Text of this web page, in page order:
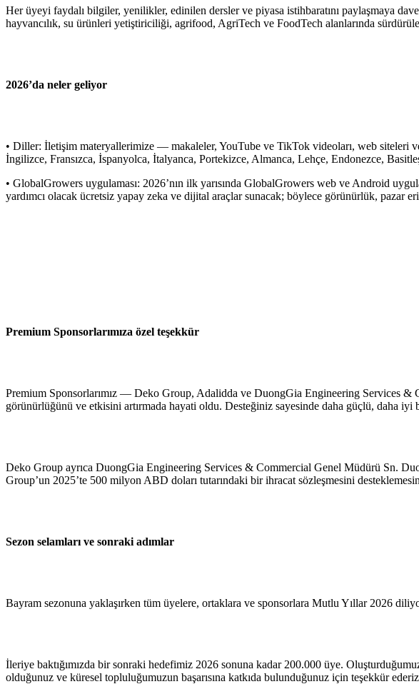
Her üyeyi faydalı bilgiler, yenilikler, edinilen dersler ve piyasa istihbaratını paylaşmaya
hayvancılık, su ürünleri yetiştiriciliği, agrifood, AgriTech ve FoodTech alanlarında
2026’da neler geliyor
• Diller: İletişim materyallerimize — makaleler, YouTube ve TikTok videoları, web
İngilizce, Fransızca, İspanyolca, İtalyanca, Portekizce, Almanca, Lehçe, Endonezce,
• GlobalGrowers uygulaması: 2026’nın ilk yarısında GlobalGrowers web ve Android
yardımcı olacak ücretsiz yapay zeka ve dijital araçlar sunacak; böylece görünürlük, pazar
Premium Sponsorlarımıza özel teşekkür
Premium Sponsorlarımız — Deko Group, Adalidda ve DuongGia Engineering Services
görünürlüğünü ve etkisini artırmada hayati oldu. Desteğiniz sayesinde daha güçlü, daha
Deko Group ayrıca DuongGia Engineering Services & Commercial Genel Müdürü Sn.
Group’un 2025’te 500 milyon ABD doları tutarındaki bir ihracat sözleşmesini
Sezon selamları ve sonraki adımlar
Bayram sezonuna yaklaşırken tüm üyelere, ortaklara ve sponsorlara Mutlu Yıllar 2026
İleriye baktığımızda bir sonraki hedefimiz 2026 sonuna kadar 200.000 üye.
olduğunuz ve küresel topluluğumuzun başarısına katkıda bulunduğunuz için teşekkür